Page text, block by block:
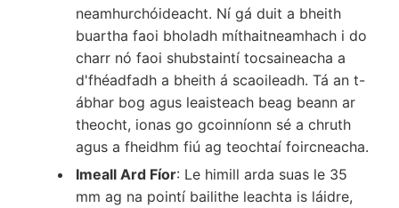
neamhurchóideacht. Ní gá duit a bheith
buartha faoi bholadh míthaitneamhach i do
charr nó faoi shubstaintí tocsaineacha a
d'fhéadfadh a bheith á scaoileadh. Tá an t-
ábhar bog agus leaisteach beag beann ar
theocht, ionas go gcoinníonn sé a chruth
agus a fheidhm fiú ag teochtaí foircneacha.
Imeall Ard Fíor: Le himill arda suas le 35
mm ag na pointí bailithe leachta is láidre,